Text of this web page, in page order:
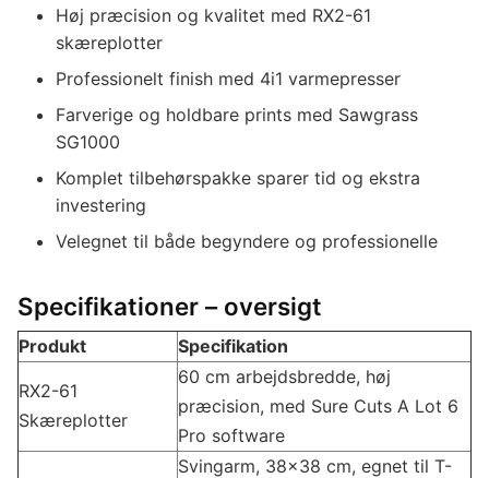
Høj præcision og kvalitet med RX2-61
skæreplotter
Professionelt finish med 4i1 varmepresser
Farverige og holdbare prints med Sawgrass
SG1000
Komplet tilbehørspakke sparer tid og ekstra
investering
Velegnet til både begyndere og professionelle
Specifikationer – oversigt
Produkt Specifikation
RX2-61
Skæreplotter
60 cm arbejdsbredde, høj
præcision, med Sure Cuts A Lot 6
Pro software
Svingarm, 38x38 cm, egnet til T-